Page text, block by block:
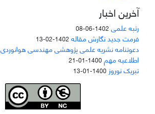
آخرین اخبار
رتبه علمی 1402-06-08
فرمت جدید نگارش مقاله 1402-02-13
دعوتنامه نشریه علمی پژوهشی مهندسی هوانوردی
اطلاعیه مهم1400-01-21
تبریک نوروز 1400-01-13